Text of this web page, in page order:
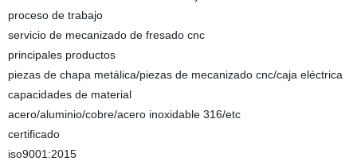
proceso de trabajo
servicio de mecanizado de fresado cnc
principales productos
piezas de chapa metálica/piezas de mecanizado cnc/caja eléctrica
capacidades de material
acero/aluminio/cobre/acero inoxidable 316/etc
certificado
iso9001:2015